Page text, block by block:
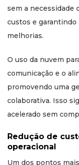
sem a necessidade
custos e garantindo
melhorias.
O uso da nuvem
comunicação e o
promovendo uma
colaborativa. Isso
acelerado sem
Redução de
operacional
Um dos pontos